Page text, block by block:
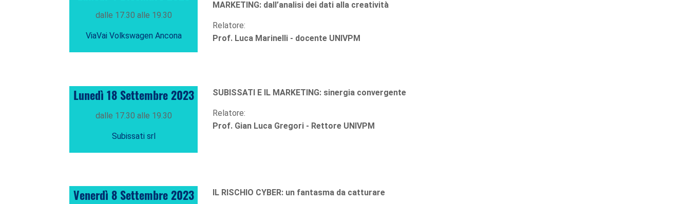
dalle 17.30 alle 19.30
ViaVai Volkswagen Ancona
MARKETING: dall’analisi dei dati alla creatività
Relatore:
Prof. Luca Marinelli - docente UNIVPM
Lunedì 18 Settembre 2023
dalle 17.30 alle 19.30
Subissati srl
SUBISSATI E IL MARKETING: sinergia convergente
Relatore:
Prof. Gian Luca Gregori - Rettore UNIVPM
Venerdì 8 Settembre 2023 IL RISCHIO CYBER: un fantasma da catturare